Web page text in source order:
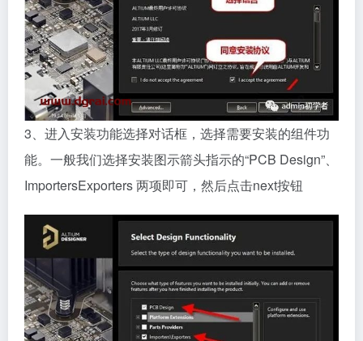
3、进入安装功能选择对话框，选择需要安装的组件功
能。一般我们选择安装图示箭头指示的“PCB Design”、
ImportersExporters 两项即可，然后点击next按钮